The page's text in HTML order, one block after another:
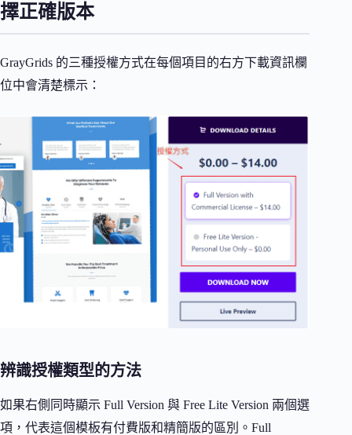
擇正確版本
GrayGrids 的三種授權方式在每個項目的右方下載資訊欄
位中會清楚標示：
辨識授權類型的方法
如果右側同時顯示 Full Version 與 Free Lite Version 兩個選
項，代表這個模板有付費版和精簡版的區別。Full